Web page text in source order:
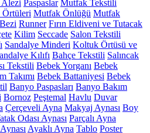
Alezi Paspaslar Mutfak Tekstili
Örtüleri Mutfak Önlüğü Mutfak
Runner Fırın Eldiveni ve Tutacak
Kilim Seccade Salon Tekstili
Sandalye Minderi Koltuk Örtüsü ve
Kılıfı Bahçe Tekstili Salıncak
Tekstili Bebek Yorganı Bebek
Takımı Bebek Battaniyesi Bebek
Banyo Paspasları Banyo Bakım
Bornoz Peştemal Havlu Duvar
Çerçeveli Ayna Makyaj Aynası Boy
Odası Aynası Parçalı Ayna
Ayaklı Ayna Tablo Poster